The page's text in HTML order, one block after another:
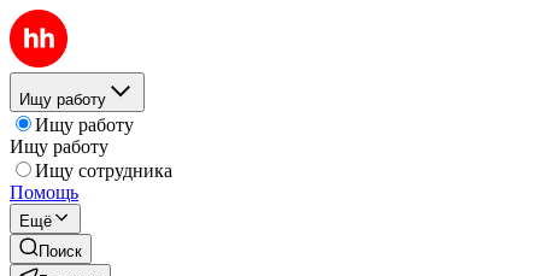
Ищу работу
Ищу работу
Ищу работу
Ищу сотрудника
Помощь
Ещё
Поиск